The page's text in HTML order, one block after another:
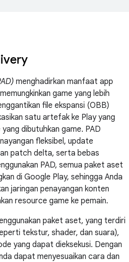
menghadirkan manfaat app
game yang lebih
file ekspansi (OBB)
satu artefak ke Play yang
dibutuhkan game. PAD
fleksibel, update
patch delta, serta bebas
PAD, semua paket aset
di Google Play, sehingga Anda
jaringan penayangan konten
resource game ke pemain.
paket aset, yang terdiri
tekstur, shader, dan suara),
yang dapat dieksekusi. Dengan
dapat menyesuaikan cara dan